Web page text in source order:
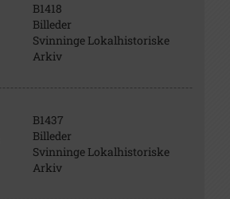
B1418
Billeder
Svinninge Lokalhistoriske
Arkiv
B1437
Billeder
Svinninge Lokalhistoriske
Arkiv